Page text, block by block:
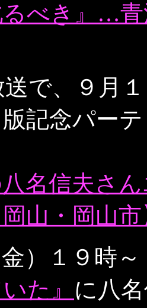
べき』…青
で、９月
記念パー
八名信夫さ
山・岡山
金）１９時
た』 に八